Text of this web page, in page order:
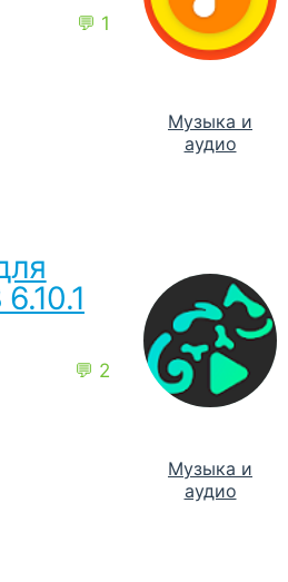
💬 1
Музыка и
аудио
💬 2
Музыка и
аудио